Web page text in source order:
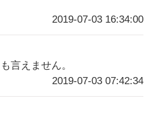
2019-07-03 16:34:00
言えません。
2019-07-03 07:42:34